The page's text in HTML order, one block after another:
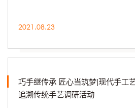
2021.08.23
巧手继传承 匠心当筑梦|现代手工
追溯传统手艺调研活动